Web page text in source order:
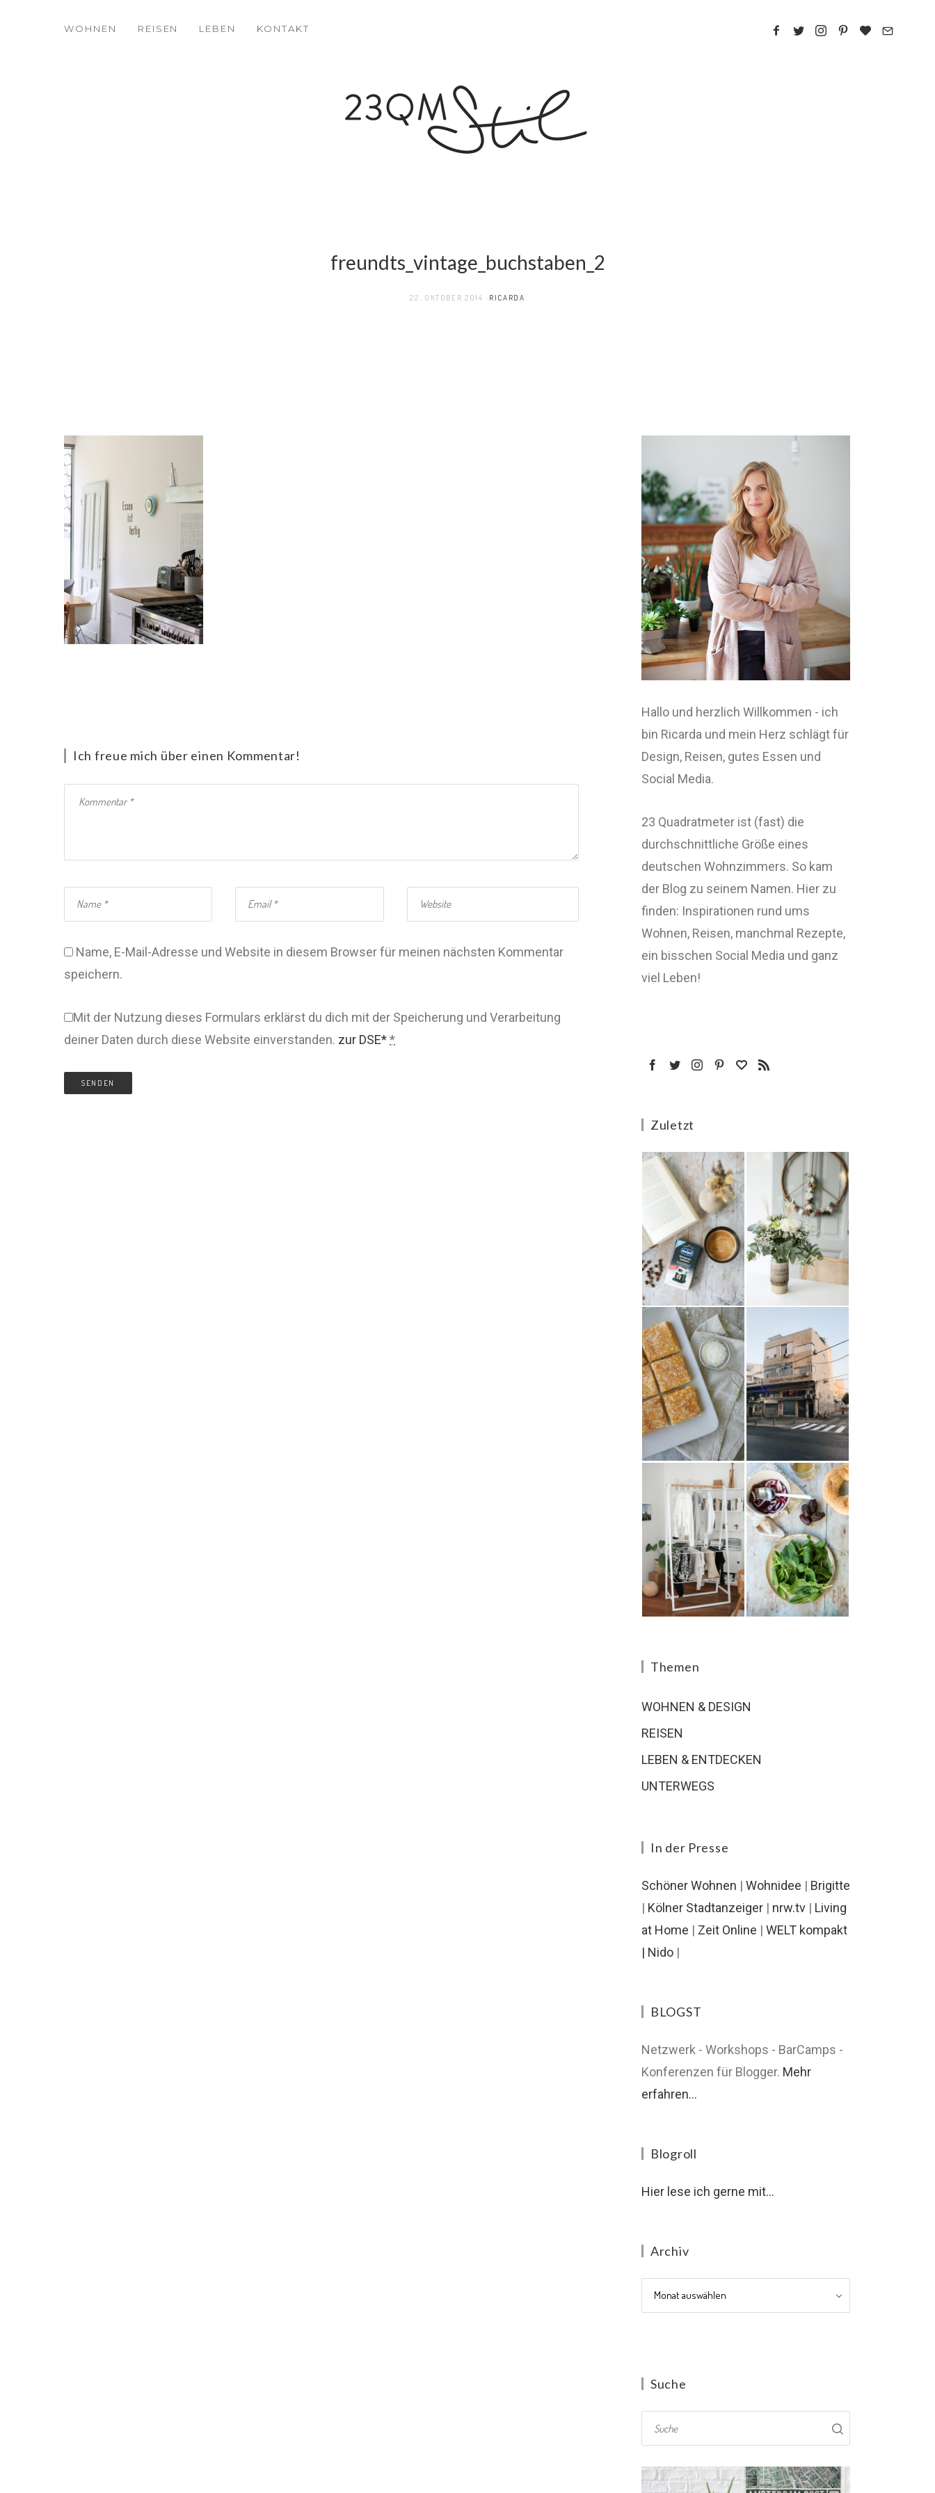
WOHNEN REISEN LEBEN KONTAKT
freundts_vintage_buchstaben_2
22. OKTOBER 2014 RICARDA
Ich freue mich über einen Kommentar!
Name, E-Mail-Adresse und Website in diesem Browser für meinen nächsten Kommentar
speichern.
Mit der Nutzung dieses Formulars erklärst du dich mit der Speicherung und Verarbeitung
deiner Daten durch diese Website einverstanden. zur DSE**
Hallo und herzlich Willkommen - ich
bin Ricarda und mein Herz schlägt für
Design, Reisen, gutes Essen und
Social Media.
23 Quadratmeter ist (fast) die
durchschnittliche Größe eines
deutschen Wohnzimmers. So kam
der Blog zu seinem Namen. Hier zu
finden: Inspirationen rund ums
Wohnen, Reisen, manchmal Rezepte,
ein bisschen Social Media und ganz
viel Leben!
Zuletzt
Themen
WOHNEN & DESIGN
REISEN
LEBEN & ENTDECKEN
UNTERWEGS
In der Presse
Schöner Wohnen | Wohnidee | Brigitte
| Kölner Stadtanzeiger | nrw.tv | Living
at Home | Zeit Online | WELT kompakt
| Nido |
BLOGST
Netzwerk - Workshops - BarCamps -
Konferenzen für Blogger. Mehr
erfahren...
Blogroll
Hier lese ich gerne mit...
Archiv
Archiv
Suche